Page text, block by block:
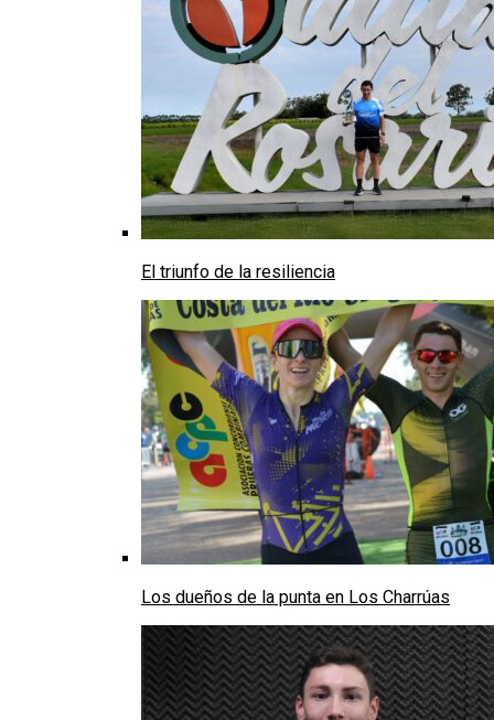
El triunfo de la resiliencia
Los dueños de la punta en Los Charrúas